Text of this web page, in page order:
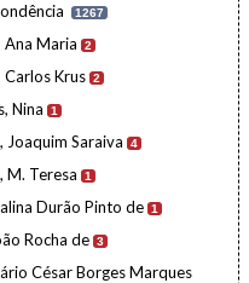
1267
Ana Maria 2
Carlos Krus 2
Nina 1
Joaquim Saraiva 4
M. Teresa 1
Durão Pinto de 1
Rocha de 3
César Borges Marques